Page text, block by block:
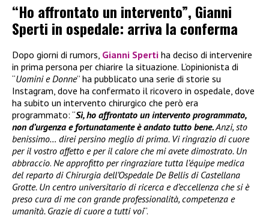
“Ho affrontato un intervento”, Gianni
Sperti in ospedale: arriva la conferma
Dopo giorni di rumors, Gianni Sperti ha deciso di intervenire
in prima persona per chiarire la situazione. L’opinionista di
“Uomini e Donne” ha pubblicato una serie di storie su
Instagram, dove ha confermato il ricovero in ospedale, dove
ha subito un intervento chirurgico che però era
programmato: “Sì, ho affrontato un intervento programmato,
non d’urgenza e fortunatamente è andato tutto bene.Anzi, sto
benissimo… direi persino meglio di prima. Vi ringrazio di cuore
per il vostro affetto e per il calore che mi avete dimostrato. Un
abbraccio. Ne approfitto per ringraziare tutta l’équipe medica
del reparto di Chirurgia dell’Ospedale De Bellis di Castellana
Grotte. Un centro universitario di ricerca e d’eccellenza che si è
preso cura di me con grande professionalità, competenza e
umanità. Grazie di cuore a tutti voi“.